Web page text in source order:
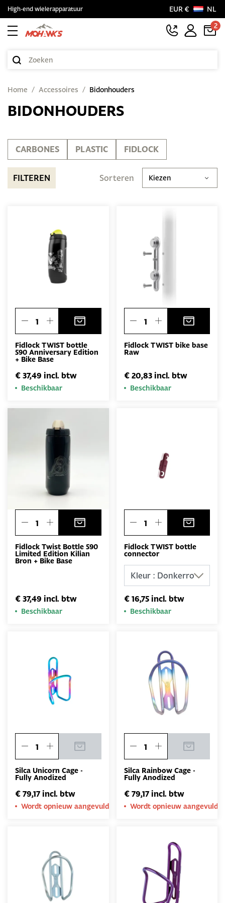
High-end wielerapparatuur EUR €
NL
2
Home Accessoires Bidonhouders
BIDONHOUDERS
CARBONES PLASTIC FIDLOCK
FILTEREN Sorteren Kiezen
Fidlock TWIST bottle
590 Anniversary Edition
+ Bike Base
€ 37,49 incl. btw
Beschikbaar
Fidlock TWIST bike base
Raw
€ 20,83 incl. btw
Beschikbaar
Fidlock Twist Bottle 590
Limited Edition Kilian
Bron + Bike Base
€ 37,49 incl. btw
Beschikbaar
Fidlock TWIST bottle
connector
€ 16,75 incl. btw
Beschikbaar
Silca Unicorn Cage -
Fully Anodized
€ 79,17 incl. btw
Wordt opnieuw aangevuld
Silca Rainbow Cage -
Fully Anodized
€ 79,17 incl. btw
Wordt opnieuw aangevuld